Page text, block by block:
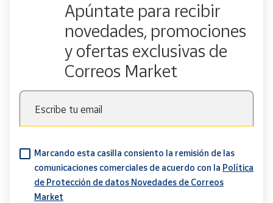
Apúntate para recibir
novedades, promociones
y ofertas exclusivas de
Correos Market
Escribe tu email
Marcando esta casilla consiento la remisión de las
comunicaciones comerciales de acuerdo con la Política
de Protección de datos Novedades de Correos
Market